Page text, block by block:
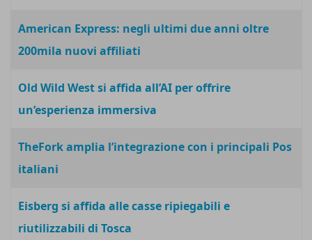
American Express: negli ultimi due anni oltre
200mila nuovi affiliati
Old Wild West si affida all’AI per offrire
un’esperienza immersiva
TheFork amplia l’integrazione con i principali Pos
italiani
Eisberg si affida alle casse ripiegabili e
riutilizzabili di Tosca